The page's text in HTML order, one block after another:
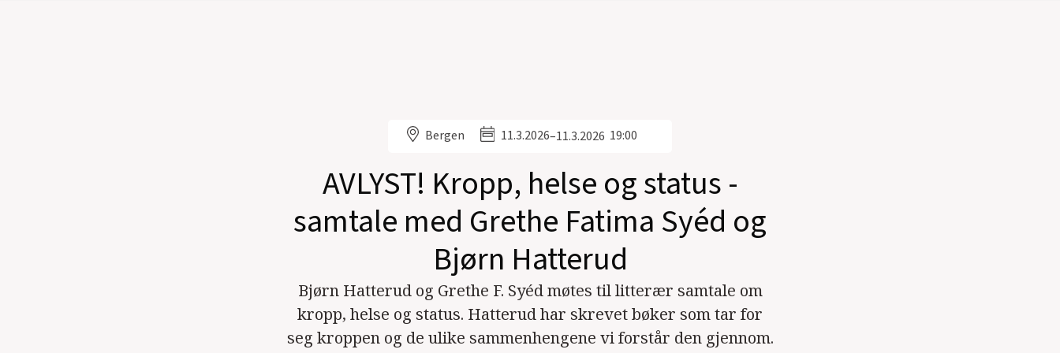
Bergen 11.3.2026–11.3.2026 19:00
AVLYST! Kropp, helse og status -
samtale med Grethe Fatima Syéd og
Bjørn Hatterud
Bjørn Hatterud og Grethe F. Syéd møtes til litterær samtale om
kropp, helse og status. Hatterud har skrevet bøker som tar for
seg kroppen og de ulike sammenhengene vi forstår den gjennom.